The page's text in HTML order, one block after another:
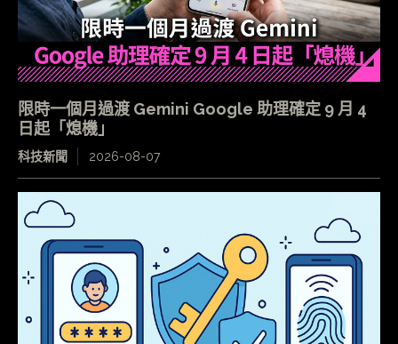
限時一個月過渡 Gemini Google 助理確定 9 月 4
日起「熄機」
科技新聞 2026-08-07